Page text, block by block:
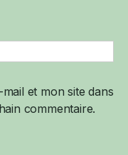
et mon site dans
commentaire.